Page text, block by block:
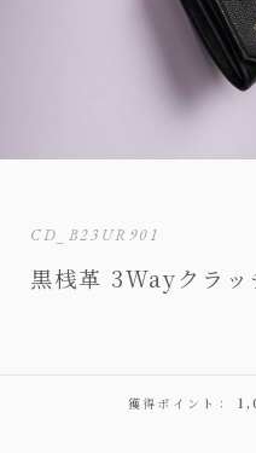
CD_B23UR901
黒桟革 3Wayクラ
獲得ポイント：